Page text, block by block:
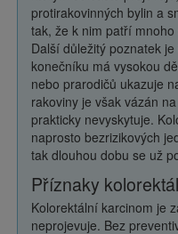
protirakovinných bylin a
tak, že k nim patří
Další důležitý poznatek
konečníku má vysokou
nebo prarodičů ukazuje
rakoviny je však vázán
prakticky nevyskytuje.
naprosto bezrizikových
tak dlouhou dobu se už
Příznaky
Kolorektální karcinom je
neprojevuje. Bez